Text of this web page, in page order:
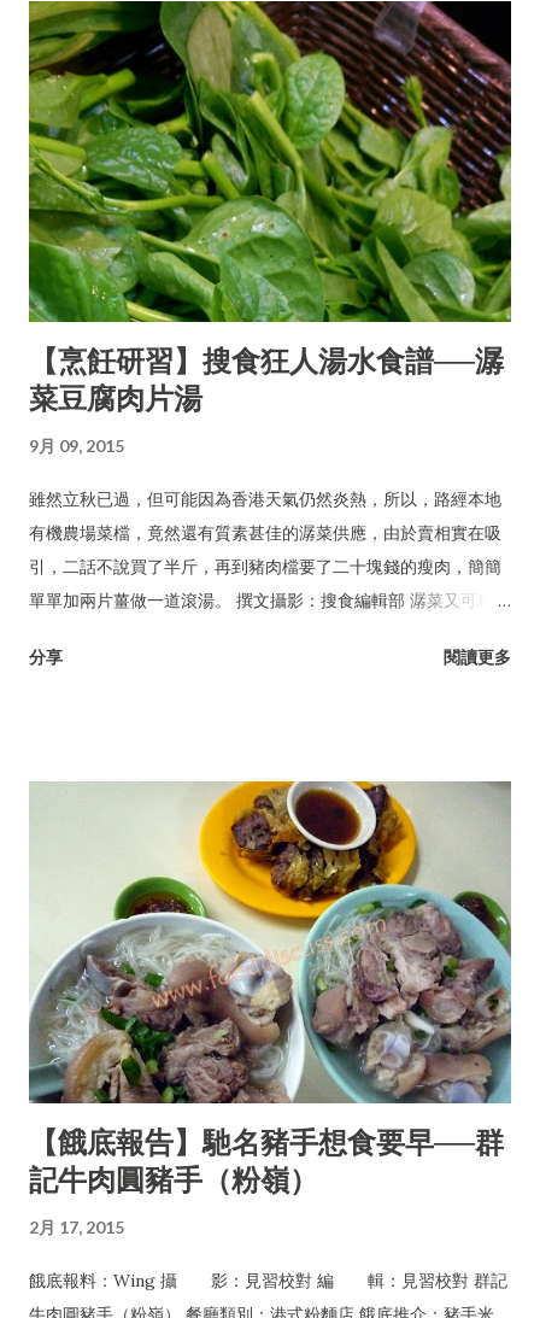
【烹飪研習】搜食狂人湯水食譜──潺
菜豆腐肉片湯
9月 09, 2015
雖然立秋已過，但可能因為香港天氣仍然炎熱，所以，路經本地
有機農場菜檔，竟然還有質素甚佳的潺菜供應，由於賣相實在吸
引，二話不說買了半斤，再到豬肉檔要了二十塊錢的瘦肉，簡簡
單單加兩片薑做一道滾湯。 撰文攝影：搜食編輯部 潺菜又可稱木
分享 閱讀更多
【餓底報告】馳名豬手想食要早──群
記牛肉圓豬手（粉嶺）
2月 17, 2015
餓底報料：Wing 攝 影：見習校對 編 輯：見習校對 群記